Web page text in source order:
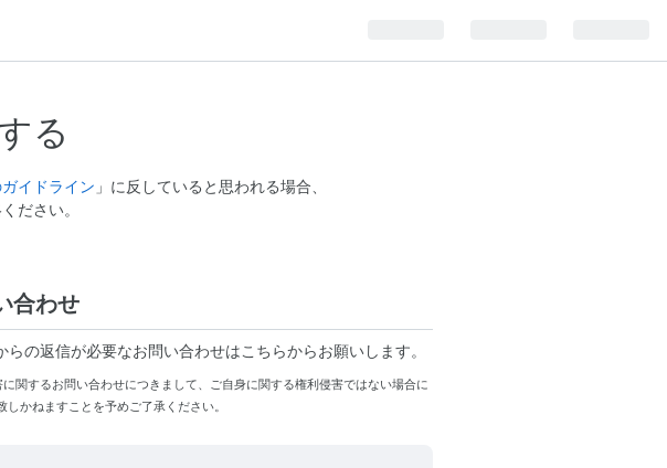
る
イドライン 」に反していると思われる場合、
ださい。
合わせ
らの返信が必要なお問い合わせはこちらからお願いします。
関するお問い合わせにつきまして、ご自身に関する権利侵害ではない場合に
しかねますことを予めご了承ください。